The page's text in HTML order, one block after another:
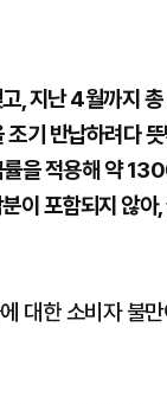
, 지난 4월까지
기 반납하려다
을 적용해 약
이 포함되지 않아
대한 소비자 불